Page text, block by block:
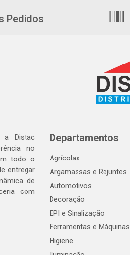
Pedidos
a Distac
no
todo o
entregar
de
com
Departamentos
Agrícolas
Argamassas e Rejuntes
Automotivos
Decoração
EPI e Sinalização
Ferramentas e Máquinas
Higiene